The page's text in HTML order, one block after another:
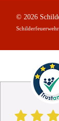
© 2026